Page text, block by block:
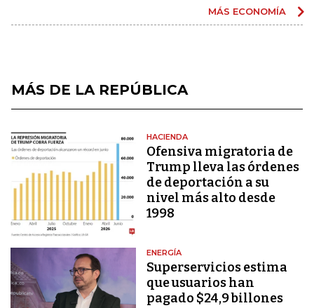
MÁS ECONOMÍA
MÁS DE LA REPÚBLICA
HACIENDA
Ofensiva migratoria de
Trump lleva las órdenes
de deportación a su
nivel más alto desde
1998
ENERGÍA
Superservicios estima
que usuarios han
pagado $24,9 billones